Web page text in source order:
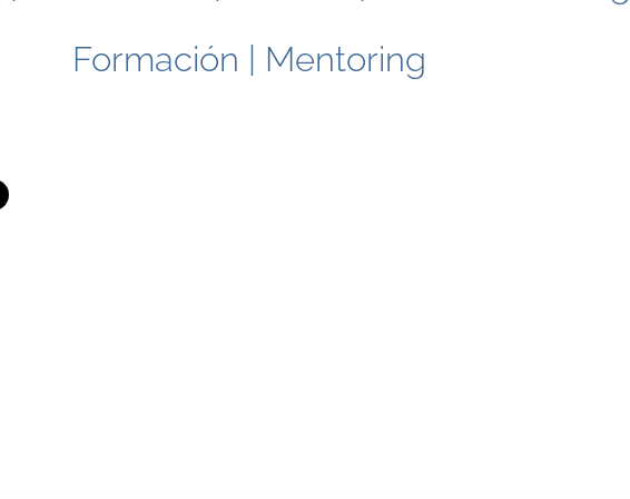
Formación | Mentoring